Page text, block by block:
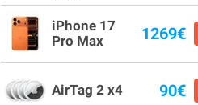
iPhone 17
Pro Max
1269€
AirTag 2 x4 90€